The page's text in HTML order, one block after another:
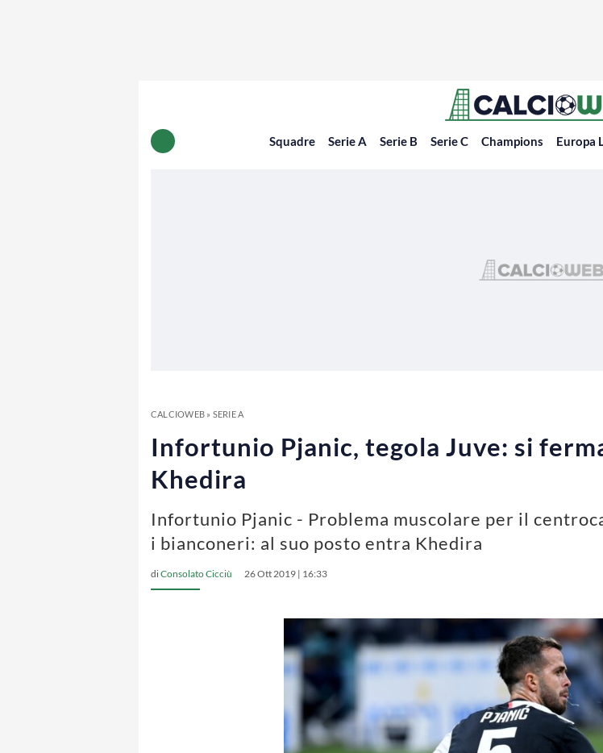
Squadre Serie A Serie B Serie C Champions Europa
CALCIOWEB» SERIE A
Infortunio Pjanic, tegola Juve: si
Khedira
Infortunio Pjanic - Problema muscolare per il
i bianconeri: al suo posto entra Khedira
diConsolato Cicciù 26 Ott 2019 | 16:33